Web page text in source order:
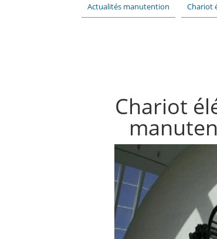
Actualités manutention Chariot
Chariot